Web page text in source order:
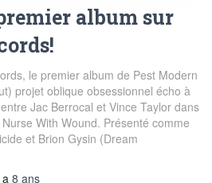
album sur
le premier album de Pest Modern
projet oblique obsessionnel écho à
Jac Berrocal et Vince Taylor dans
With Wound. Présenté comme
et Brion Gysin (Dream
a 8 ans